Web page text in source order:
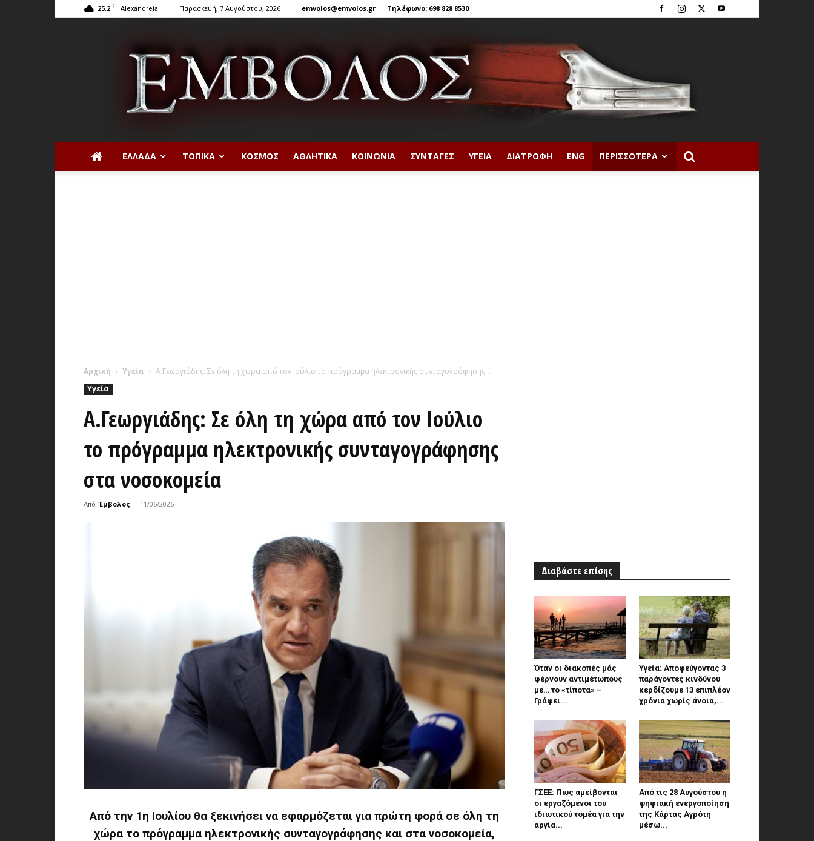
25.2 C Alexándreia Παρασκευή, 7 Αυγούστου, 2026 emvolos@emvolos.gr Τηλέφωνο: 698 828 8530
ΕΛΛΆΔΑ ΤΟΠΙΚΆ ΚΌΣΜΟΣ ΑΘΛΗΤΙΚΆ ΚΟΙΝΩΝΊΑ ΣΥΝΤΑΓΈΣ ΥΓΕΊΑ ΔΙΑΤΡΟΦΉ ENG ΠΕΡΙΣΣΌΤΕΡΑ
Αρχική Υγεία
Α.Γεωργιάδης: Σε όλη τη χώρα από τον Ιούλιο το πρόγραμμα ηλεκτρονικής συνταγογράφησης...
Υγεία
Α.Γεωργιάδης: Σε όλη τη χώρα από τον Ιούλιο
το πρόγραμμα ηλεκτρονικής συνταγογράφησης
στα νοσοκομεία
Από Έμβολος - 11/06/2026
Από την 1η Ιουλίου θα ξεκινήσει να εφαρμόζεται για πρώτη φορά σε όλη τη
χώρα το πρόγραμμα ηλεκτρονικής συνταγογράφησης και στα νοσοκομεία,
Διαβάστε επίσης
Όταν οι διακοπές μάς
φέρνουν αντιμέτωπους
με… το «τίποτα» –
Γράφει...
Υγεία: Αποφεύγοντας 3
παράγοντες κινδύνου
κερδίζουμε 13 επιπλέον
χρόνια χωρίς άνοια,...
ΓΣΕΕ: Πως αμείβονται
οι εργαζόμενοι του
ιδιωτικού τομέα για την
αργία...
Από τις 28 Αυγούστου η
ψηφιακή ενεργοποίηση
της Κάρτας Αγρότη
μέσω...